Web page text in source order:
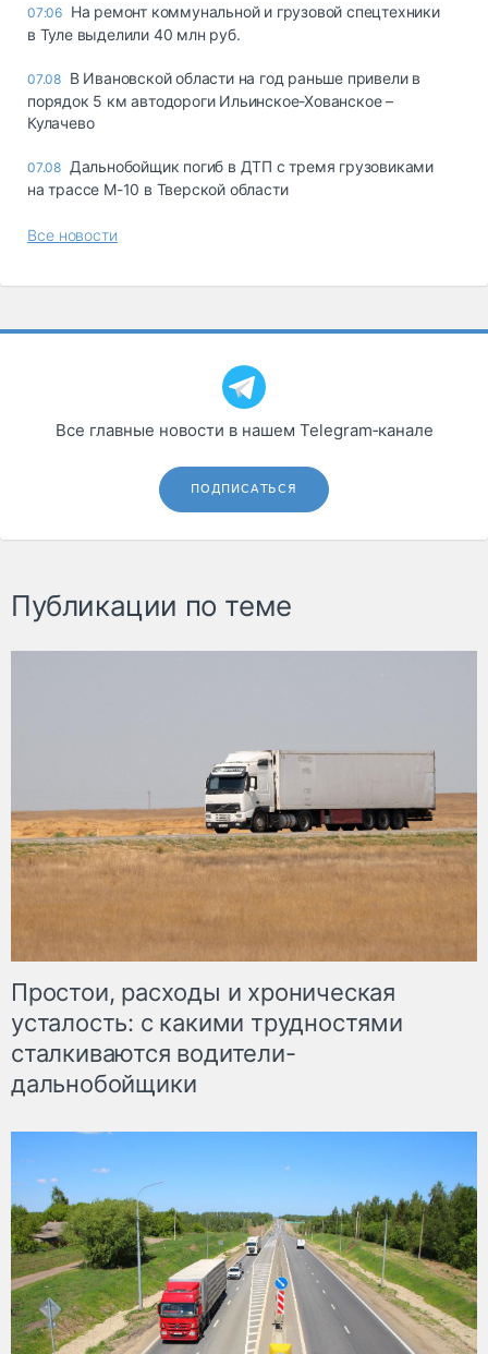
07:06 На ремонт коммунальной и грузовой спецтехники
в Туле выделили 40 млн руб.
07.08 В Ивановской области на год раньше привели в
порядок 5 км автодороги Ильинское-Хованское –
Кулачево
07.08 Дальнобойщик погиб в ДТП с тремя грузовиками
на трассе М-10 в Тверской области
Все новости
Все главные новости в нашем Telegram‑канале
ПОДПИСАТЬСЯ
Публикации по теме
Простои, расходы и хроническая
усталость: с какими трудностями
сталкиваются водители-
дальнобойщики